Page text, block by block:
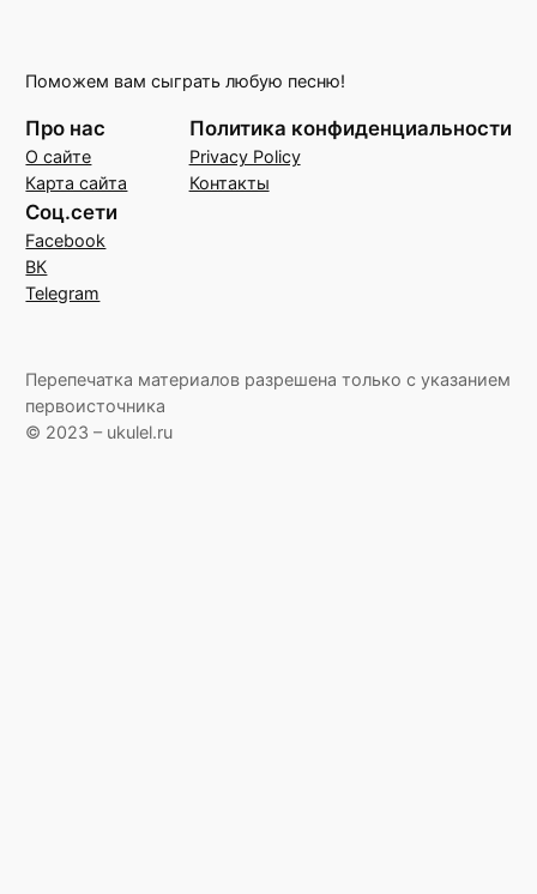
Поможем вам сыграть любую песню!
Про нас
О сайте
Карта сайта
Политика конфиденциальности
Privacy Policy
Контакты
Соц.сети
Facebook
ВК
Telegram
Перепечатка материалов разрешена только с указанием
первоисточника
© 2023 – ukulel.ru